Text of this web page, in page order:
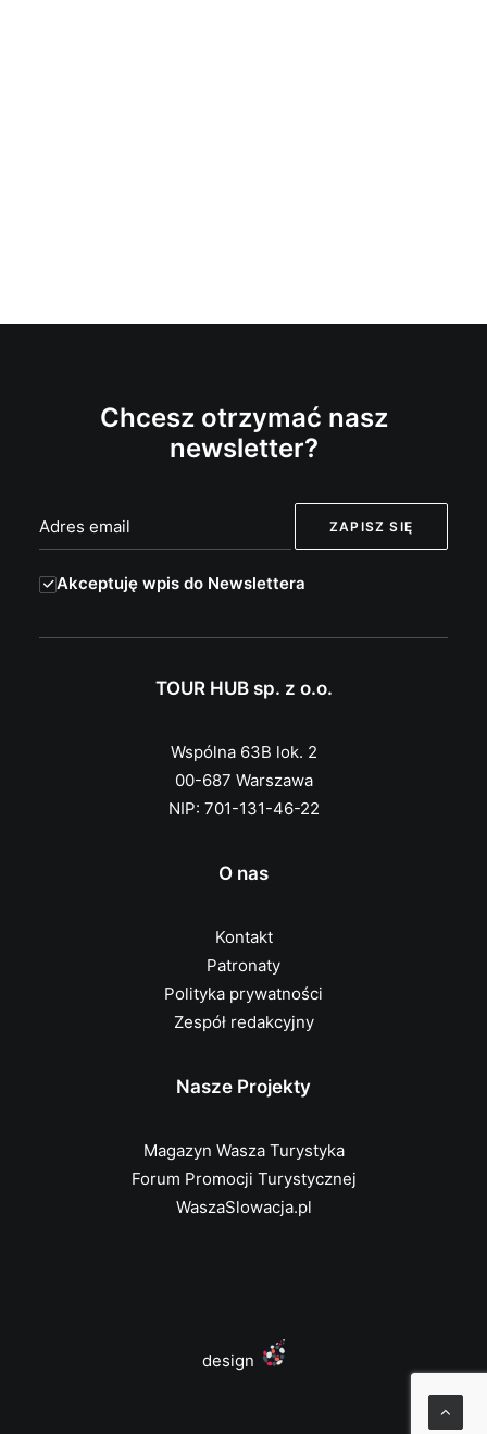
Chcesz otrzymać nasz
newsletter?
Akceptuję wpis do Newslettera
TOUR HUB sp. z o.o.
Wspólna 63B lok. 2
00-687 Warszawa
NIP: 701-131-46-22
O nas
Kontakt
Patronaty
Polityka prywatności
Zespół redakcyjny
Nasze Projekty
Magazyn Wasza Turystyka
Forum Promocji Turystycznej
WaszaSlowacja.pl
design